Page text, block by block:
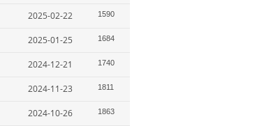
2025-02-22 1590
2025-01-25 1684
2024-12-21 1740
2024-11-23 1811
2024-10-26 1863